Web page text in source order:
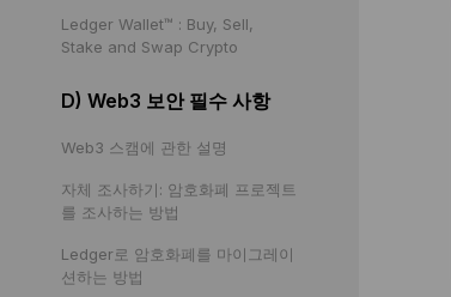
Ledger Wallet™ : Buy, Sell,
Stake and Swap Crypto
D) Web3 보안 필수 사항
Web3 스캠에 관한 설명
자체 조사하기: 암호화폐 프로젝트
를 조사하는 방법
Ledger로 암호화폐를 마이그레이
션하는 방법